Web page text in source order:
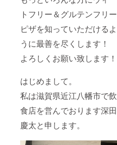
トフリー＆グルテンフリー
ピザを知っていただけるよ
うに最善を尽くします！
よろしくお願い致します！
はじめまして。
私は滋賀県近江八幡市で飲
食店を営んでおります深田
慶太と申します。